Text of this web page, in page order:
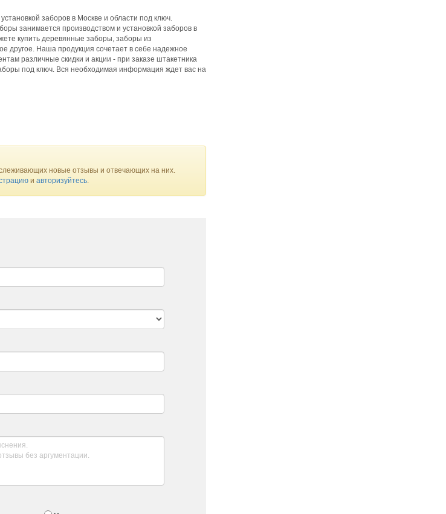
заборов в Москве и области под ключ.
занимается производством и установкой заборов в
купить деревянные заборы, заборы из
другое. Наша продукция сочетает в себе надежное
различные скидки и акции - при заказе штакетника
под ключ. Вся необходимая информация ждет вас на
новые отзывы и отвечающих на них.
и авторизуйтесь.